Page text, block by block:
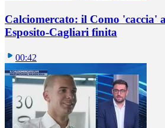
Calciomercato: il Como 'caccia'
Esposito-Cagliari finita
00:42